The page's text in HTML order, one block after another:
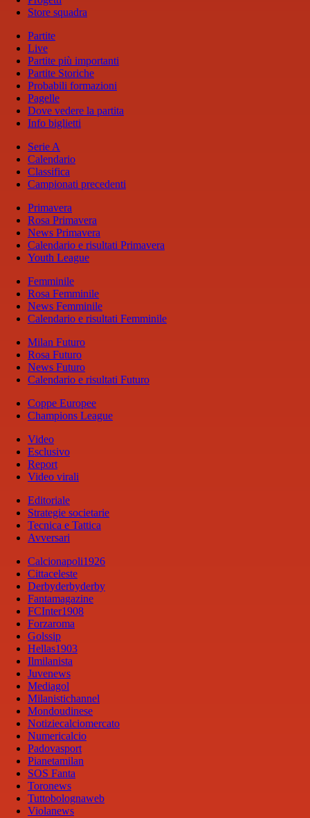
Store squadra
Partite
Live
Partite più importanti
Partite Storiche
Probabili formazioni
Pagelle
Dove vedere la partita
Info biglietti
Serie A
Calendario
Classifica
Campionati precedenti
Primavera
Rosa Primavera
News Primavera
Calendario e risultati Primavera
Youth League
Femminile
Rosa Femminile
News Femminile
Calendario e risultati Femminile
Milan Futuro
Rosa Futuro
News Futuro
Calendario e risultati Futuro
Coppe Europee
Champions League
Video
Esclusivo
Report
Video virali
Editoriale
Strategie societarie
Tecnica e Tattica
Avversari
Calcionapoli1926
Cittaceleste
Derbyderbyderby
Fantamagazine
FCInter1908
Forzaroma
Golssip
Hellas1903
Ilmilanista
Juvenews
Mediagol
Milanistichannel
Mondoudinese
Notiziecalciomercato
Numericalcio
Padovasport
Pianetamilan
SOS Fanta
Toronews
Tuttobolognaweb
Violanews